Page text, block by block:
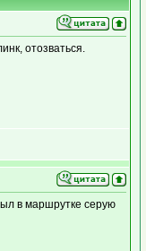
отозваться.
в маршрутке серую